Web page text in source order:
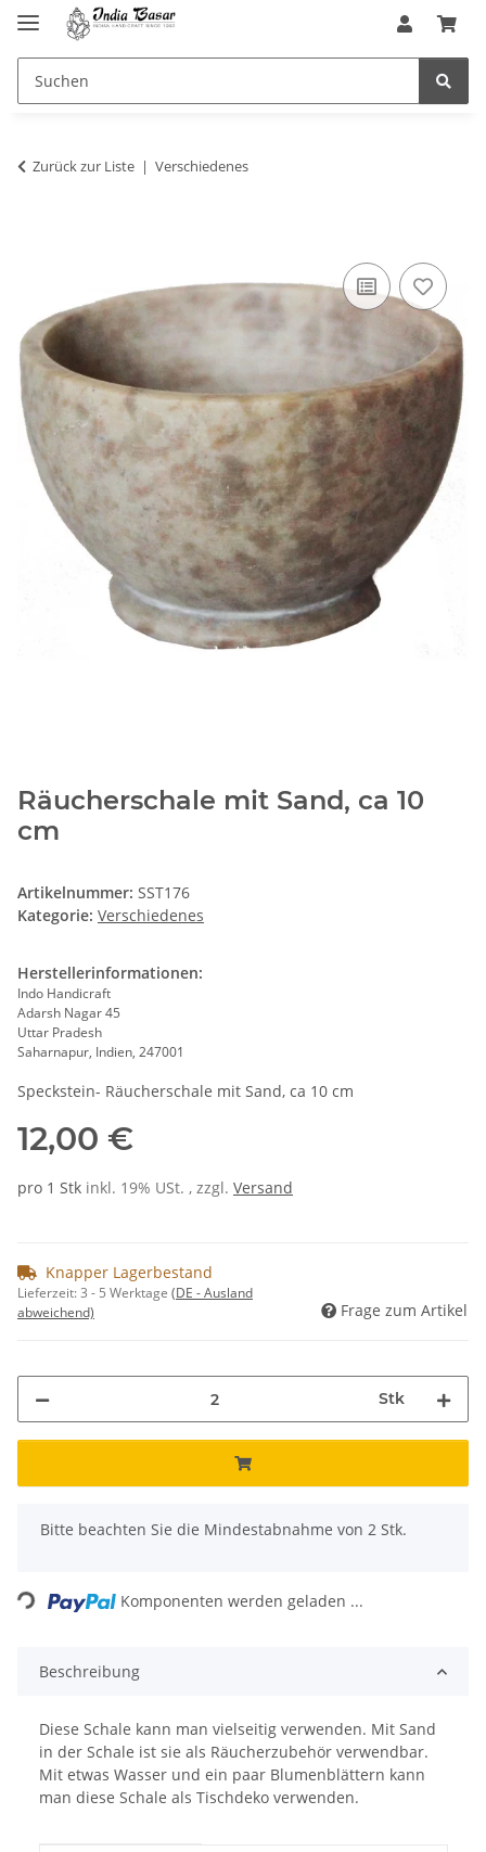
Zurück zur Liste Verschiedenes
Räucherschale mit Sand, ca 10
cm
Artikelnummer: SST176
Kategorie: Verschiedenes
Herstellerinformationen:
Indo Handicraft
Adarsh Nagar 45
Uttar Pradesh
Saharnapur, Indien, 247001
Speckstein- Räucherschale mit Sand, ca 10 cm
12,00 €
pro 1 Stk inkl. 19% USt. , zzgl. Versand
Knapper Lagerbestand
Lieferzeit:3 - 5 Werktage (DE - Ausland
abweichend)
Frage zum Artikel
Stk
x
Bitte beachten Sie die Mindestabnahme von 2 Stk.
Loading... Komponenten werden geladen ...
Beschreibung
Diese Schale kann man vielseitig verwenden. Mit Sand
in der Schale ist sie als Räucherzubehör verwendbar.
Mit etwas Wasser und ein paar Blumenblättern kann
man diese Schale als Tischdeko verwenden.